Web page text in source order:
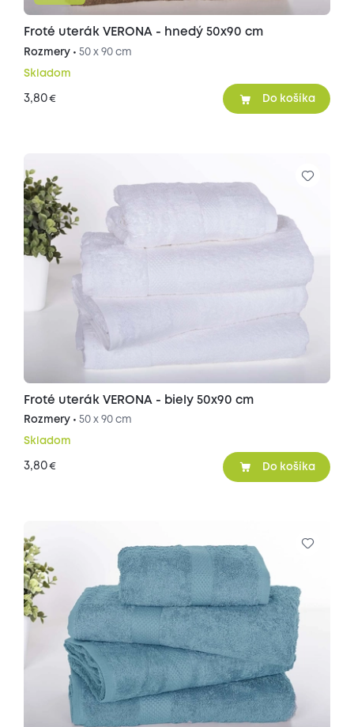
Froté uterák VERONA - hnedý 50x90 cm
Rozmery • 50 x 90 cm
Skladom
3,80€ Do košíka
Froté uterák VERONA - biely 50x90 cm
Rozmery • 50 x 90 cm
Skladom
3,80€ Do košíka